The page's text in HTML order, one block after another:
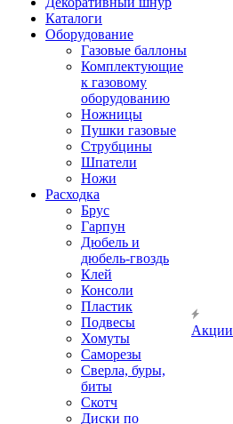
Каталоги
Оборудование
Газовые баллоны
Комплектующие
к газовому
оборудованию
Ножницы
Пушки газовые
Струбцины
Шпатели
Ножи
Расходка
Брус
Гарпун
Дюбель и
дюбель-гвоздь
Клей
Консоли
Пластик
Подвесы
Хомуты
Саморезы
Сверла, буры,
биты
Скотч
Диски по
Акции